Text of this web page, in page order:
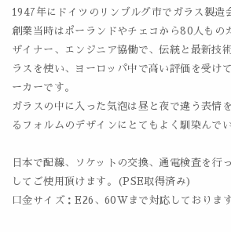
1947年にドイツのリンブルグ市でガラス製造
創業当時はポーランドやチェコから80人もの
ザイナー、エンジニア協働で、伝統と最新技
ラスを使い、ヨーロッパ中で高い評価を受け
ーカーです。
ガラスの中に入った気泡は昼と夜で違う表情
るフォルムのデザインにとてもよく馴染んでい
日本で配線、ソケットの交換、通電検査を行
してご使用頂けます。(PSE取得済み)
口金サイズ：E26、60Wまで対応しております